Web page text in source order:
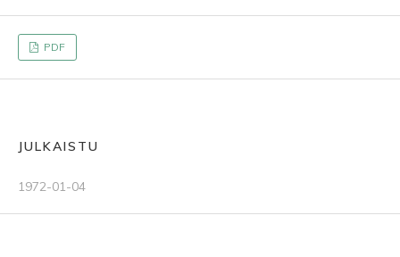
PDF
JULKAISTU
1972-01-04